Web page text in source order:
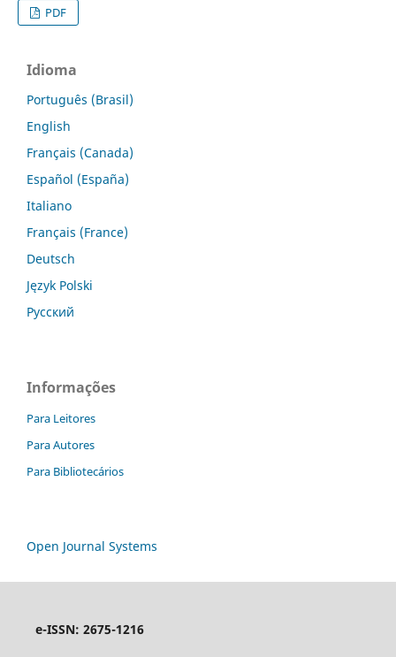
PDF
Idioma
Português (Brasil)
English
Français (Canada)
Español (España)
Italiano
Français (France)
Deutsch
Język Polski
Русский
Informações
Para Leitores
Para Autores
Para Bibliotecários
Open Journal Systems
e-ISSN: 2675-1216